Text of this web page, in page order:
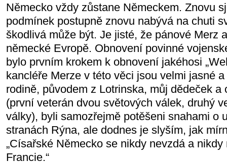
Německo vždy zůstane Německem. Znovu
podmínek postupně znovu nabývá na chuti
škodlivá může být. Je jisté, že pánové Merz
německé Evropě. Obnovení povinné
bylo prvním krokem k obnovení jakéhosi
kancléře Merze v této věci jsou velmi jasné
rodině, původem z Lotrinska, můj dědeček a
(první veterán dvou světových válek, druhý
války), byli samozřejmě potěšeni snahami o
stranách Rýna, ale dodnes je slyším, jak
„Císařské Německo se nikdy nevzdá a
Francie.“